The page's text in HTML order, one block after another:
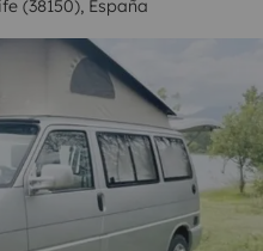
(38150), España